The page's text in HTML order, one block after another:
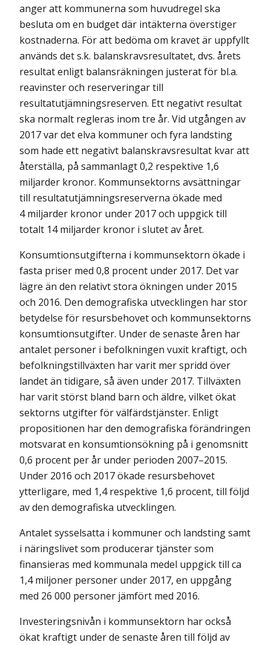
anger att kommunerna som huvudregel ska
besluta om en budget där intäkterna överstiger
kostnaderna. För att bedöma om kravet är uppfyllt
används det s.k. balanskravsresultatet, dvs. årets
resultat enligt balansräkningen justerat för bl.a.
reavinster och reserveringar till
resultatutjämningsreserven. Ett negativt resultat
ska normalt regleras inom tre år. Vid utgången av
2017 var det elva kommuner och fyra landsting
som hade ett negativt balanskravsresultat kvar att
återställa, på sammanlagt 0,2 respektive 1,6
miljarder kronor. Kommunsektorns avsättningar
till resultatutjämningsreserverna ökade med
4 miljarder kronor under 2017 och uppgick till
totalt 14 miljarder kronor i slutet av året.
Konsumtionsutgifterna i kommunsektorn ökade i
fasta priser med 0,8 procent under 2017. Det var
lägre än den relativt stora ökningen under 2015
och 2016. Den demografiska utvecklingen har stor
betydelse för resursbehovet och kommunsektorns
konsumtionsutgifter. Under de senaste åren har
antalet personer i befolkningen vuxit kraftigt, och
befolkningstillväxten har varit mer spridd över
landet än tidigare, så även under 2017. Tillväxten
har varit störst bland barn och äldre, vilket ökat
sektorns utgifter för välfärdstjänster. Enligt
propositionen har den demografiska förändringen
motsvarat en konsumtionsökning på i genomsnitt
0,6 procent per år under perioden 2007–2015.
Under 2016 och 2017 ökade resursbehovet
ytterligare, med 1,4 respektive 1,6 procent, till följd
av den demografiska utvecklingen.
Antalet sysselsatta i kommuner och landsting samt
i näringslivet som producerar tjänster som
finansieras med kommunala medel uppgick till ca
1,4 miljoner personer under 2017, en uppgång
med 26 000 personer jämfört med 2016.
Investeringsnivån i kommunsektorn har också
ökat kraftigt under de senaste åren till följd av